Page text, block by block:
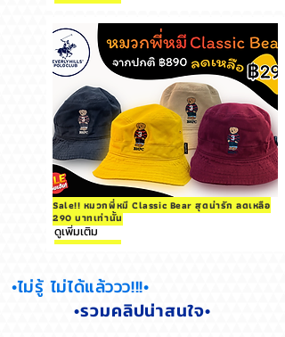
Sale!! หมวกพี่หมี Classic Bear สุดน่ารัก ลดเหลือ
290 บาทเท่านั้น
ดูเพิ่มเติม
•ไม่รู้ ไม่ได้แล้ววว!!!•
•รวมคลิปน่าสนใจ•